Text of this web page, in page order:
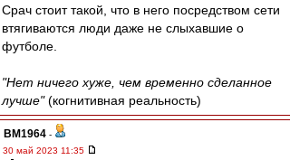
Срач стоит такой, что в него посредством сети
втягиваются люди даже не слыхавшие о
футболе.
"Нет ничего хуже, чем временно сделанное
лучше"(когнитивная реальность)
BM1964 -
30 май 2023 11:35